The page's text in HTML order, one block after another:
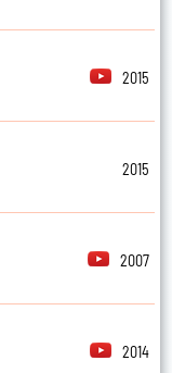
2015
2015
2007
2014